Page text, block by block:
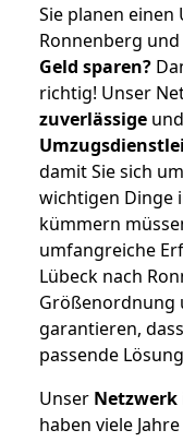
Sie planen einen
Ronnenberg
Geld sparen?
richtig! Unser
zuverlässige und
damit Sie sich
wichtigen Dinge
kümmern
umfangreiche
Lübeck nach
Größenordnung
garantieren,
passende
Unser Netzwerk
haben viele